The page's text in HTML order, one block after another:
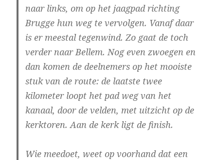
naar links, om op het jaagpad richting
Brugge hun weg te vervolgen. Vanaf daar
is er meestal tegenwind. Zo gaat de toch
verder naar Bellem. Nog even zwoegen en
dan komen de deelnemers op het mooiste
stuk van de route: de laatste twee
kilometer loopt het pad weg van het
kanaal, door de velden, met uitzicht op de
kerktoren. Aan de kerk ligt de finish.
Wie meedoet, weet op voorhand dat een